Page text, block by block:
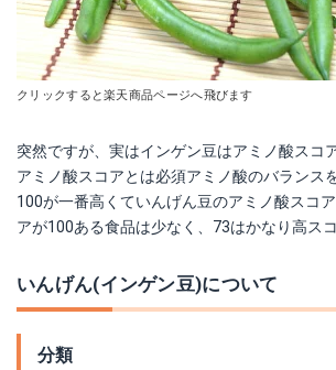
クリックすると楽天商品ページへ飛びます
突然ですが、実はインゲン豆はアミノ酸スコ
アミノ酸スコアとは必須アミノ酸のバランス
100が一番高くていんげん豆のアミノ酸スコ
アが100ある食品は少なく、73はかなり高ス
いんげん(インゲン豆)について
分類